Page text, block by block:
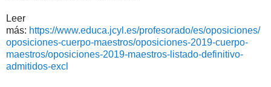
Leer
más: https://www.educa.jcyl.es/profesorado/es/oposiciones/
oposiciones-cuerpo-maestros/oposiciones-2019-cuerpo-
maestros/oposiciones-2019-maestros-listado-definitivo-
admitidos-excl